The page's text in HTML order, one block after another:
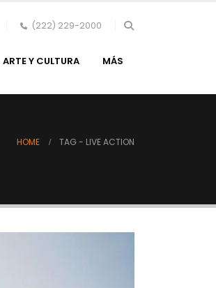
(222) 229-2000
ARTE Y CULTURA MÁS
HOME TAG - LIVE ACTION